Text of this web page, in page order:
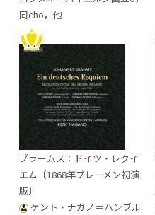
同cho，他
ブラームス：ドイツ・レクイ
エム〔1868年ブレーメン初演
版〕
ケント・ナガノ＝ハンブル